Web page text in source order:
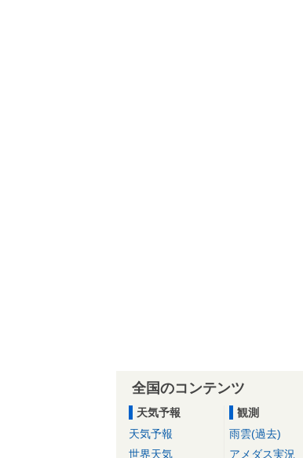
全国のコンテンツ
天気予報
天気予報
世界天気
観測
雨雲(過去)
アメダス実況